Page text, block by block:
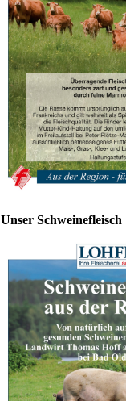
Unser Schweinefleisch